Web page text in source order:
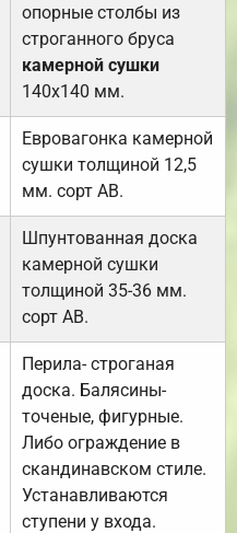
опорные столбы из
строганного бруса
камерной сушки
140х140 мм.
Евровагонка камерной
сушки толщиной 12,5
мм. сорт АВ.
Шпунтованная доска
камерной сушки
толщиной 35-36 мм.
сорт АВ.
Перила- строганая
доска. Балясины-
точеные, фигурные.
Либо ограждение в
скандинавском стиле.
Устанавливаются
ступени у входа.